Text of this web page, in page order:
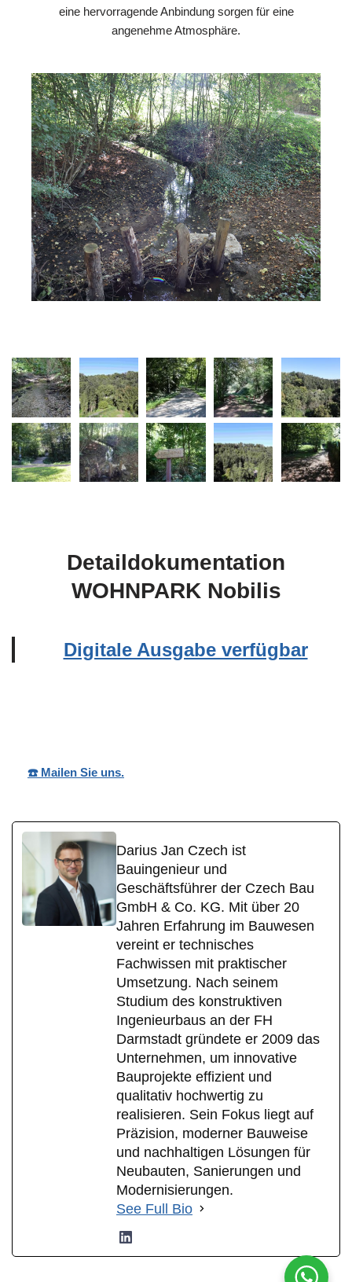
eine hervorragende Anbindung sorgen für eine
angenehme Atmosphäre.
Detaildokumentation
WOHNPARK Nobilis
Digitale Ausgabe verfügbar
☎️ Mailen Sie uns.
Darius Jan Czech ist
Bauingenieur und
Geschäftsführer der Czech Bau
GmbH & Co. KG. Mit über 20
Jahren Erfahrung im Bauwesen
vereint er technisches
Fachwissen mit praktischer
Umsetzung. Nach seinem
Studium des konstruktiven
Ingenieurbaus an der FH
Darmstadt gründete er 2009 das
Unternehmen, um innovative
Bauprojekte effizient und
qualitativ hochwertig zu
realisieren. Sein Fokus liegt auf
Präzision, moderner Bauweise
und nachhaltigen Lösungen für
Neubauten, Sanierungen und
Modernisierungen.
See Full Bio